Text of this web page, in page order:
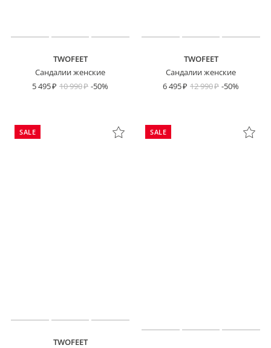
TWOFEET
Сандалии женские
5 495
10 990 -50%
TWOFEET
Сандалии женские
6 495
12 990 -50%
SALE
TWOFEET
SALE